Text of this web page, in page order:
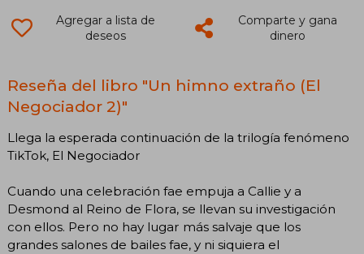
Agregar a lista de
deseos
Comparte y gana
dinero
Reseña del libro "Un himno extraño (El
Negociador 2)"
Llega la esperada continuación de la trilogía fenómeno
TikTok, El Negociador
Cuando una celebración fae empuja a Callie y a
Desmond al Reino de Flora, se llevan su investigación
con ellos. Pero no hay lugar más salvaje que los
grandes salones de bailes fae, y ni siquiera el